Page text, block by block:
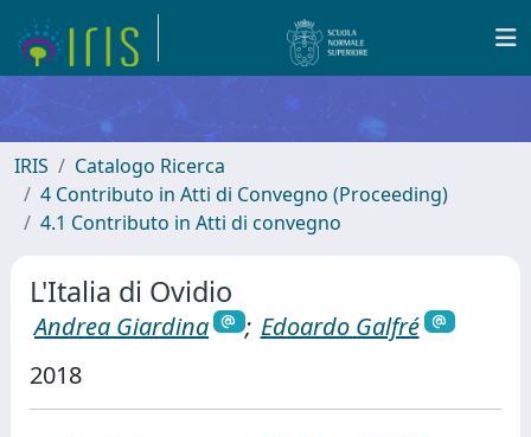
IRIS
Catalogo Ricerca
4 Contributo in Atti di Convegno (Proceeding)
4.1 Contributo in Atti di convegno
L'Italia di Ovidio
Andrea Giardina ; Edoardo Galfré
2018